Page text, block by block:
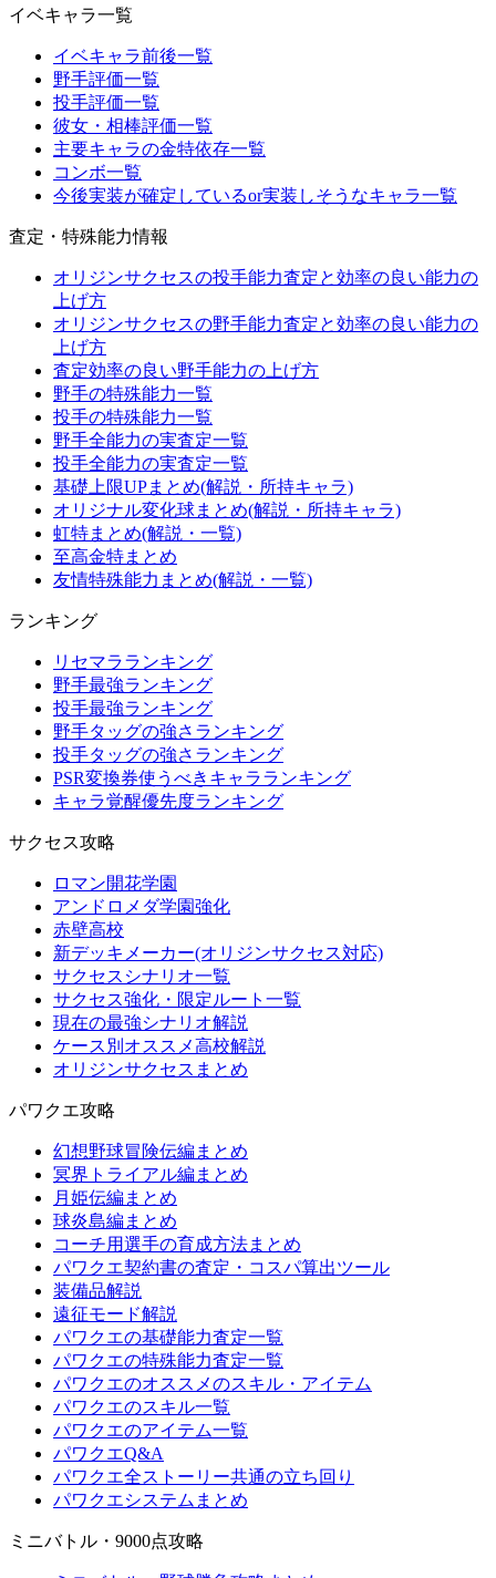
イベキャラ一覧
イベキャラ前後一覧
野手評価一覧
投手評価一覧
彼女・相棒評価一覧
主要キャラの金特依存一覧
コンボ一覧
今後実装が確定しているor実装しそうなキャラ一覧
査定・特殊能力情報
オリジンサクセスの投手能力査定と効率の良い能力の
上げ方
オリジンサクセスの野手能力査定と効率の良い能力の
上げ方
査定効率の良い野手能力の上げ方
野手の特殊能力一覧
投手の特殊能力一覧
野手全能力の実査定一覧
投手全能力の実査定一覧
基礎上限UPまとめ(解説・所持キャラ)
オリジナル変化球まとめ(解説・所持キャラ)
虹特まとめ(解説・一覧)
至高金特まとめ
友情特殊能力まとめ(解説・一覧)
ランキング
リセマラランキング
野手最強ランキング
投手最強ランキング
野手タッグの強さランキング
投手タッグの強さランキング
PSR変換券使うべきキャラランキング
キャラ覚醒優先度ランキング
サクセス攻略
ロマン開花学園
アンドロメダ学園強化
赤壁高校
新デッキメーカー(オリジンサクセス対応)
サクセスシナリオ一覧
サクセス強化・限定ルート一覧
現在の最強シナリオ解説
ケース別オススメ高校解説
オリジンサクセスまとめ
パワクエ攻略
幻想野球冒険伝編まとめ
冥界トライアル編まとめ
月姫伝編まとめ
球炎島編まとめ
コーチ用選手の育成方法まとめ
パワクエ契約書の査定・コスパ算出ツール
装備品解説
遠征モード解説
パワクエの基礎能力査定一覧
パワクエの特殊能力査定一覧
パワクエのオススメのスキル・アイテム
パワクエのスキル一覧
パワクエのアイテム一覧
パワクエQ&A
パワクエ全ストーリー共通の立ち回り
パワクエシステムまとめ
ミニバトル・9000点攻略